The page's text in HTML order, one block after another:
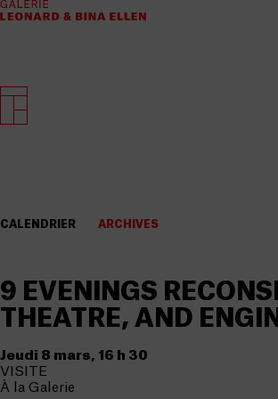
CALENDRIER ARCHIVES
9 EVENINGS
THEATRE, AND
Jeudi 8 mars, 16 h 30
VISITE
À la Galerie